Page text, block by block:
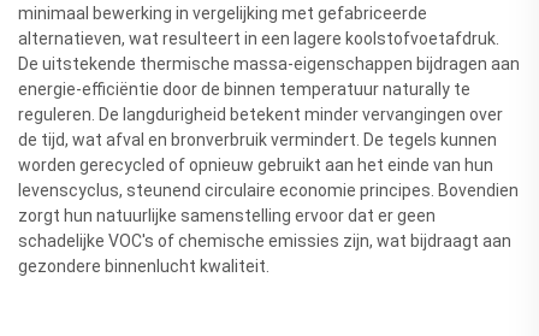
minimaal bewerking in vergelijking met gefabriceerde
alternatieven, wat resulteert in een lagere koolstofvoetafdruk.
De uitstekende thermische massa-eigenschappen bijdragen aan
energie-efficiëntie door de binnen temperatuur naturally te
reguleren. De langdurigheid betekent minder vervangingen over
de tijd, wat afval en bronverbruik vermindert. De tegels kunnen
worden gerecycled of opnieuw gebruikt aan het einde van hun
levenscyclus, steunend circulaire economie principes. Bovendien
zorgt hun natuurlijke samenstelling ervoor dat er geen
schadelijke VOC's of chemische emissies zijn, wat bijdraagt aan
gezondere binnenlucht kwaliteit.